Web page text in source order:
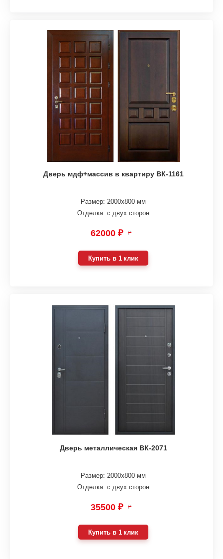
Дверь мдф+массив в квартиру ВК-1161
Размер: 2000х800 мм
Отделка: с двух сторон
62000 ₽ ₽
Купить в 1 клик
Дверь металлическая ВК-2071
Размер: 2000х800 мм
Отделка: с двух сторон
35500 ₽ ₽
Купить в 1 клик